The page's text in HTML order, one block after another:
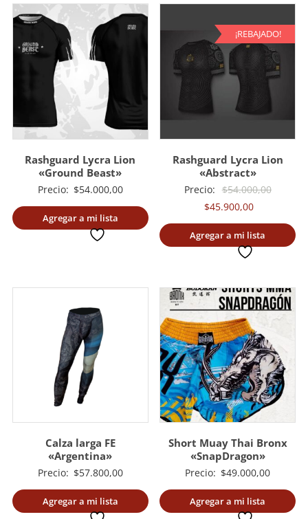
Rashguard Lycra Lion
«Ground Beast»
Precio: $54.000,00
Agregar a mi lista
¡REBAJADO!
Rashguard Lycra Lion
«Abstract»
Precio: $54.000,00El
original
$45.900,00El
precio
actual
Agregar a mi lista
Calza larga FE
«Argentina»
Precio: $57.800,00
Agregar a mi lista
Short Muay Thai Bronx
«SnapDragon»
Precio: $49.000,00
Agregar a mi lista